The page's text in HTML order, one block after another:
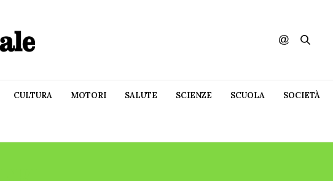
CULTURA MOTORI SALUTE SCIENZE SCUOLA SOCIETÀ